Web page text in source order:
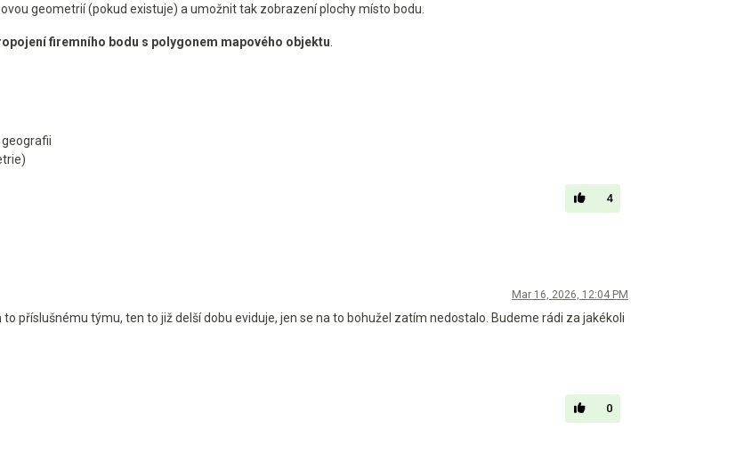
geometrií (pokud existuje) a umožnit tak zobrazení plochy místo bodu.
firemního bodu s polygonem mapového objektu
4
Mar 16, 2026, 12:04 PM
to příslušnému týmu, ten to již delší dobu eviduje, jen se na to bohužel zatím nedostalo. Budeme rádi za jakékoli
0